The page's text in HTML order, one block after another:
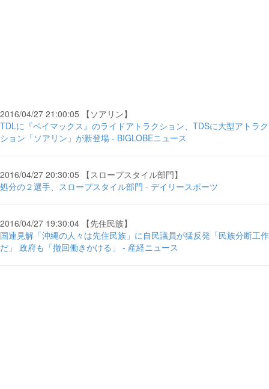
2016/04/27 21:00:05 【ソアリン】
TDLに『ベイマックス』のライドアトラクション、TDSに大型アトラク
ション「ソアリン」が新登場 - BIGLOBEニュース
2016/04/27 20:30:05 【スロープスタイル部門】
処分の２選手、スロープスタイル部門 - デイリースポーツ
2016/04/27 19:30:04 【先住民族】
国連見解「沖縄の人々は先住民族」に自民議員が猛反発「民族分断工作
だ」 政府も「撤回働きかける」 - 産経ニュース